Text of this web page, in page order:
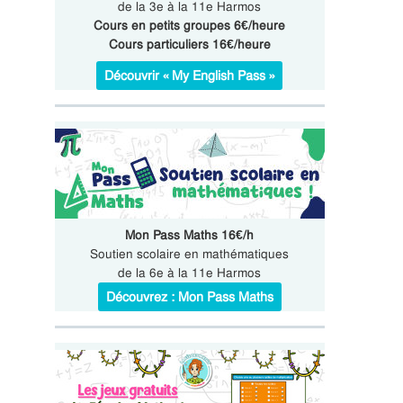
de la 3e à la 11e Harmos
Cours en petits groupes 6€/heure
Cours particuliers 16€/heure
Découvrir « My English Pass »
Mon Pass Maths 16€/h
Soutien scolaire en mathématiques
de la 6e à la 11e Harmos
Découvrez : Mon Pass Maths